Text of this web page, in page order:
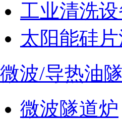
工业清洗
太阳能硅
微波/导热油
微波隧道炉